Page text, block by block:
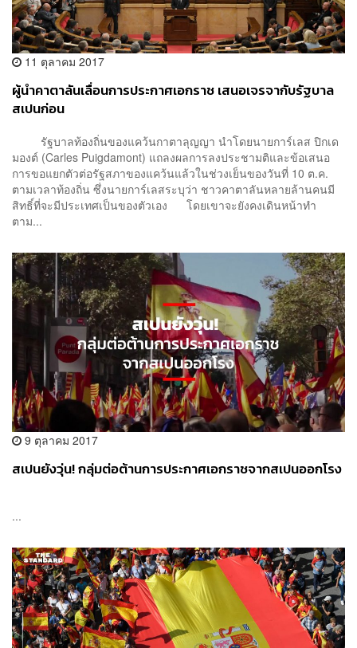
11 ตุลาคม 2017
ผู้นำคาตาลันเลื่อนการประกาศเอกราช เสนอเจรจากับรัฐบาล
สเปนก่อน
รัฐบาลท้องถิ่นของแคว้นกาตาลุญญา นำโดยนายการ์เลส ปิกเด
มองต์ (Carles Puigdamont) แถลงผลการลงประชามติและข้อเสนอ
การขอแยกตัวต่อรัฐสภาของแคว้นแล้วในช่วงเย็นของวันที่ 10 ต.ค.
ตามเวลาท้องถิ่น ซึ่งนายการ์เลสระบุว่า ชาวคาตาลันหลายล้านคนมี
สิทธิ์ที่จะมีประเทศเป็นของตัวเอง โดยเขาจะยังคงเดินหน้าทำ
ตาม...
9 ตุลาคม 2017
สเปนยังวุ่น! กลุ่มต่อต้านการประกาศเอกราชจากสเปนออกโรง
...